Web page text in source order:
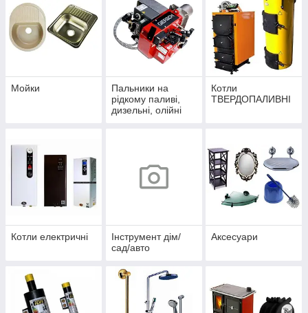
Мойки
Пальники на
рідкому паливі,
дизельні, олійні
Котли
ТВЕРДОПАЛИВНІ
Котли електричні
Інструмент дім/
сад/авто
Аксесуари